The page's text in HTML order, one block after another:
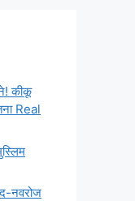
कीकू
Real
नवरोज